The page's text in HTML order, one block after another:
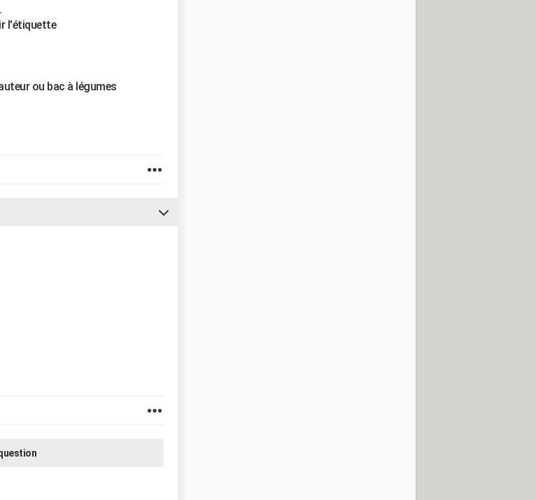
l'étiquette
ou bac à légumes